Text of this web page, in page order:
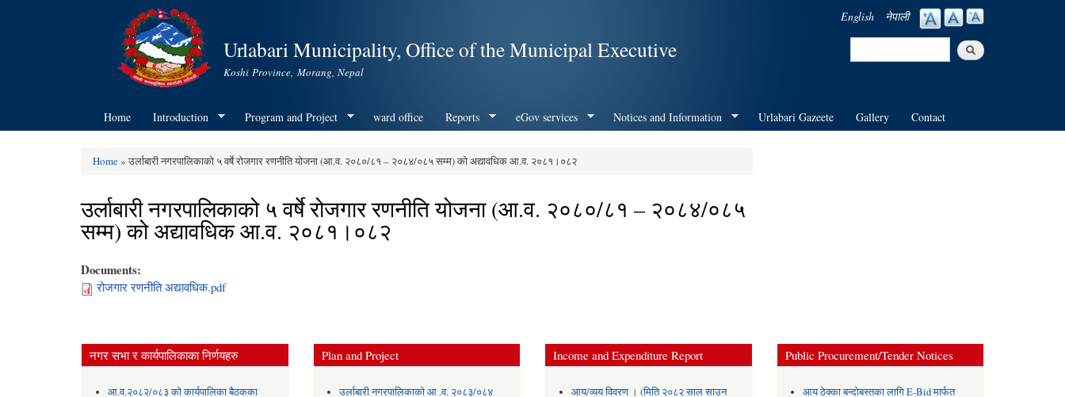
content
Urlabari Municipality, Office of the Municipal Executive
Koshi Province, Morang, Nepal
English नेपाली
Search
Home Introduction Program and Project ward office Reports eGov services Notices and Information Urlabari Gazeete Gallery Contact
Home» उर्लाबारी नगरपालिकाको ५ वर्षे रोजगार रणनीति योजना (आ.व. २०८०/८१ – २०८४/०८५ सम्म) को अद्यावधिक आ.व. २०८१।०८२
उर्लाबारी नगरपालिकाको ५ वर्षे रोजगार रणनीति योजना (आ.व. २०८०/८१ – २०८४/०८५
सम्म) को अद्यावधिक आ.व. २०८१।०८२
Documents:
रोजगार रणनीति अद्यावधिक.pdf
नगर सभा र कार्यपालिकाका निर्णयहरु
आ.व.२०८२/०८३ को कार्यपालिका बैठकका
Plan and Project
उर्लाबारी नगरपालिकाको आ .व. २०८३/०८४
Income and Expenditure Report
आय/व्यय विवरण । (मिति २०८२ साल साउन
Public Procurement/Tender Notices
आय ठेक्का बन्दोबस्तका लागि E-Bid मार्फत